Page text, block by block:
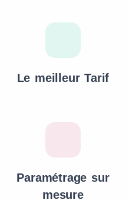
Le meilleur Tarif
Paramétrage sur
mesure